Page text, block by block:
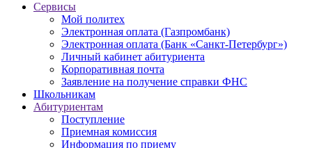
Сервисы
Мой политех
Электронная оплата (Газпромбанк)
Электронная оплата (Банк «Санкт-Петербург»)
Личный кабинет абитуриента
Корпоративная почта
Заявление на получение справки ФНС
Школьникам
Абитуриентам
Поступление
Приемная комиссия
Информация по приему